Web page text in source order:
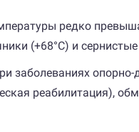
редко
(+68°C) и
заболеваниях
реабилитация),